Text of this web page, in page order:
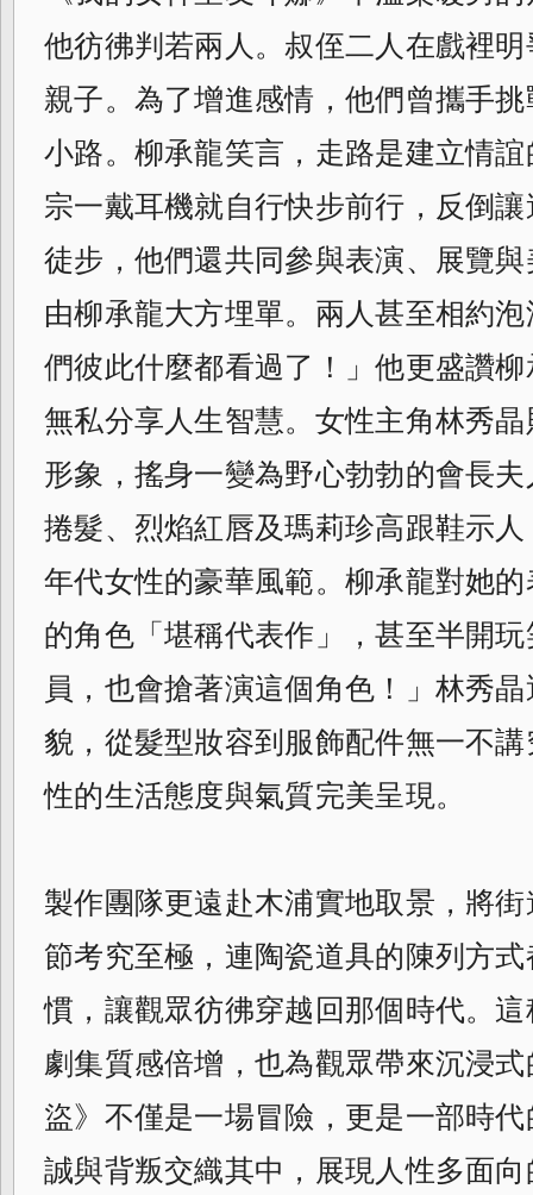
他彷彿判若兩人。叔侄二人在戲裡
親子。為了增進感情，他們曾攜手
小路。柳承龍笑言，走路是建立情
宗一戴耳機就自行快步前行，反倒
徒步，他們還共同參與表演、展覽
由柳承龍大方埋單。兩人甚至相約
們彼此什麼都看過了！」他更盛讚
無私分享人生智慧。女性主角林秀
形象，搖身一變為野心勃勃的會長
捲髮、烈焰紅唇及瑪莉珍高跟鞋示
年代女性的豪華風範。柳承龍對她
的角色「堪稱代表作」，甚至半開
員，也會搶著演這個角色！」林秀
貌，從髮型妝容到服飾配件無一不
性的生活態度與氣質完美呈現。
製作團隊更遠赴木浦實地取景，將
節考究至極，連陶瓷道具的陳列方
慣，讓觀眾彷彿穿越回那個時代。
劇集質感倍增，也為觀眾帶來沉浸
盜》不僅是一場冒險，更是一部時
誠與背叛交織其中，展現人性多面